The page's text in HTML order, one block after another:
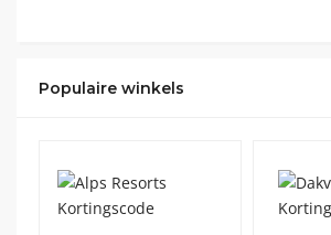
Populaire winkels